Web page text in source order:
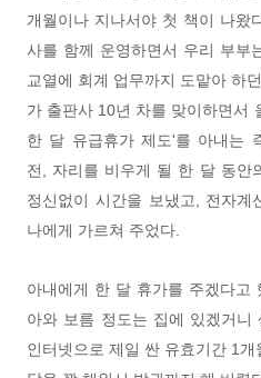
개월이나 지나서야 첫 책이 나왔
사를 함께 운영하면서 우리 부부
교열에 회계 업무까지 도맡아 하
가 출판사 10년 차를 맞이하면서
한 달 유급휴가 제도'를 아내는
전, 자리를 비우게 될 한 달 동안
정신없이 시간을 보냈고, 전자
나에게 가르쳐 주었다.
아내에게 한 달 휴가를 주겠다고
아와 보름 정도는 집에 있겠거니
인터넷으로 제일 싼 유효기간 1